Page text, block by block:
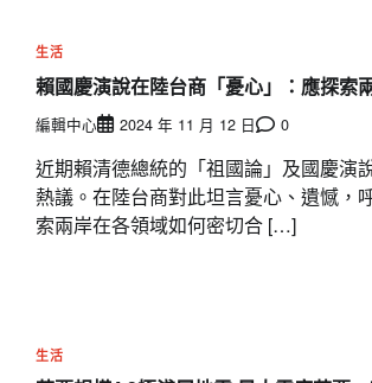
生活
賴國慶演說在陸台商「憂心」：應探索
編輯中心 2024 年 11 月 12 日 0
近期賴清德總統的「祖國論」及國慶演
熱議。在陸台商對此坦言憂心、遺憾，
索兩岸在各領域如何密切合 […]
生活